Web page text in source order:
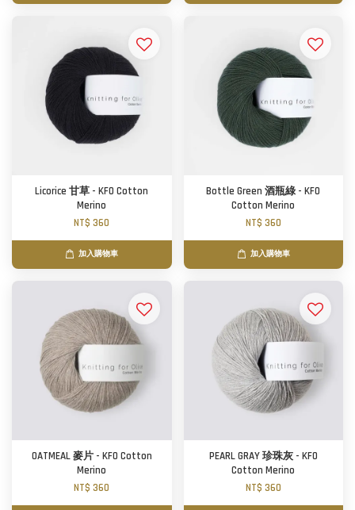
Licorice 甘草 - KFO Cotton
Merino
NT$ 360
加入購物車
Bottle Green 酒瓶綠 - KFO
Cotton Merino
NT$ 360
加入購物車
OATMEAL 麥片 - KFO Cotton
Merino
NT$ 360
PEARL GRAY 珍珠灰 - KFO
Cotton Merino
NT$ 360